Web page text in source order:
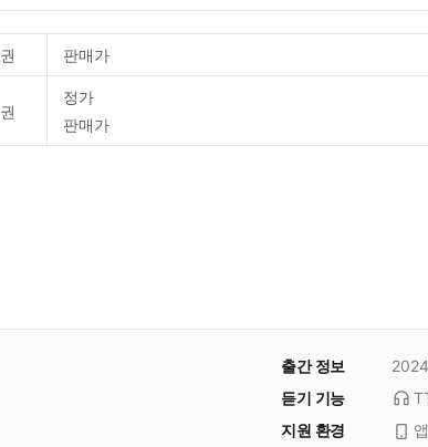
판매가
정가
판매가
출간 정보
듣기 기능
지원 환경
앱